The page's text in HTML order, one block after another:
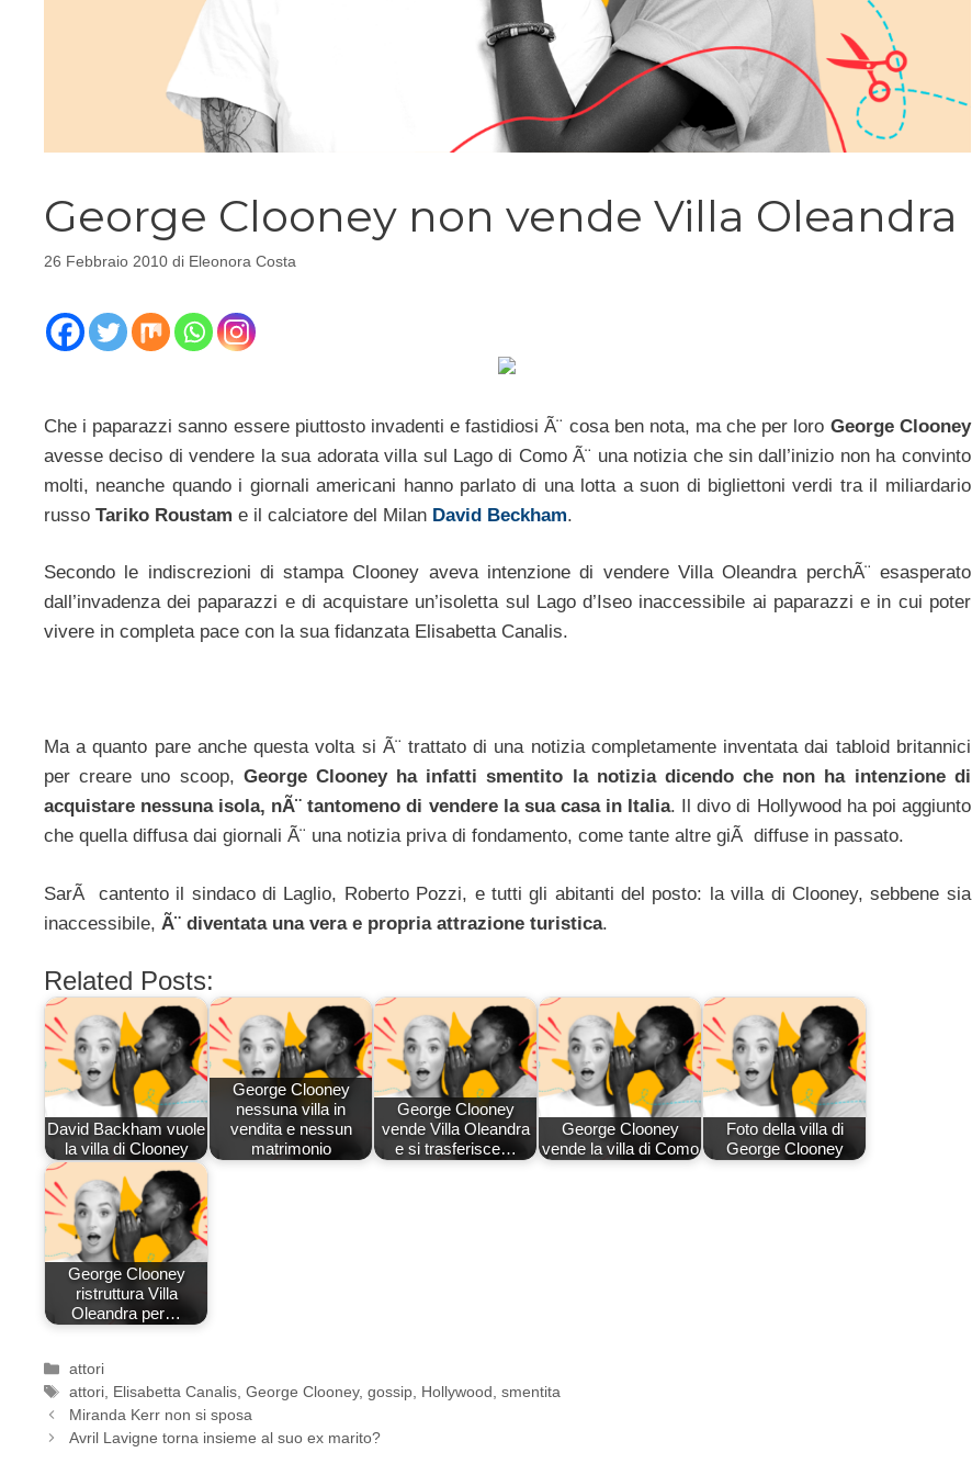
George Clooney non vende Villa Oleandra
26 Febbraio 2010 di Eleonora Costa
Che i paparazzi sanno essere piuttosto invadenti e fastidiosi Ã¨ cosa ben nota, ma che per loro George Clooney
avesse deciso di vendere la sua adorata villa sul Lago di Como Ã¨ una notizia che sin dall’inizio non ha convinto
molti, neanche quando i giornali americani hanno parlato di una lotta a suon di bigliettoni verdi tra il miliardario
russo Tariko Roustam e il calciatore del Milan David Beckham.
Secondo le indiscrezioni di stampa Clooney aveva intenzione di vendere Villa Oleandra perchÃ¨ esasperato
dall’invadenza dei paparazzi e di acquistare un’isoletta sul Lago d’Iseo inaccessibile ai paparazzi e in cui poter
vivere in completa pace con la sua fidanzata Elisabetta Canalis.
Ma a quanto pare anche questa volta si Ã¨ trattato di una notizia completamente inventata dai tabloid britannici
per creare uno scoop, George Clooney ha infatti smentito la notizia dicendo che non ha intenzione di
acquistare nessuna isola, nÃ¨ tantomeno di vendere la sua casa in Italia. Il divo di Hollywood ha poi aggiunto
che quella diffusa dai giornali Ã¨ una notizia priva di fondamento, come tante altre giÃ diffuse in passato.
SarÃ cantento il sindaco di Laglio, Roberto Pozzi, e tutti gli abitanti del posto: la villa di Clooney, sebbene sia
inaccessibile, Ã¨ diventata una vera e propria attrazione turistica.
Related Posts:
David Backham vuole
la villa di Clooney
George Clooney
nessuna villa in
vendita e nessun
matrimonio
George Clooney
vende Villa Oleandra
e si trasferisce…
George Clooney
vende la villa di Como
Foto della villa di
George Clooney
George Clooney
ristruttura Villa
Oleandra per…
Categorie
attori
Tag
attori, Elisabetta Canalis,George Clooney,gossip, Hollywood,smentita
Miranda Kerr non si sposa
Avril Lavigne torna insieme al suo ex marito?